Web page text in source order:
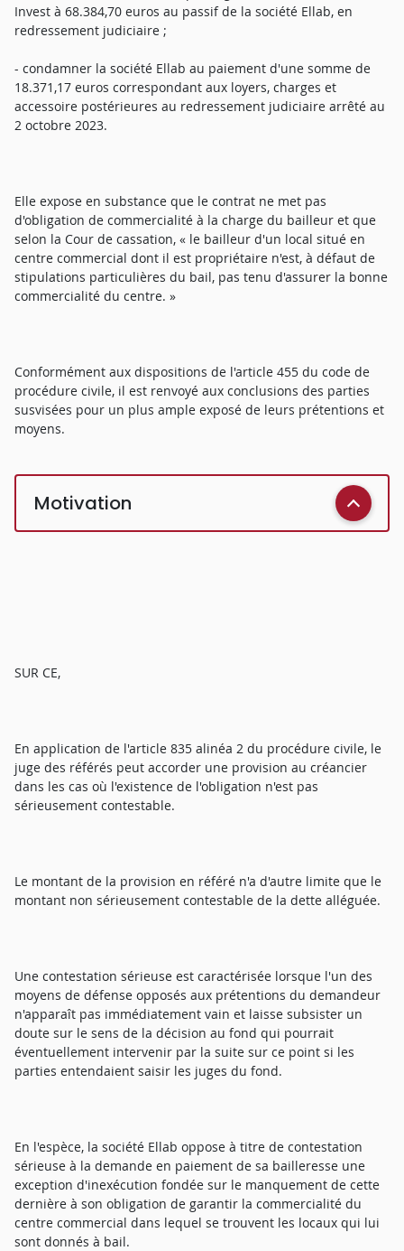
Invest à 68.384,70 euros au passif de la société Ellab, en
redressement judiciaire ;
- condamner la société Ellab au paiement d'une somme de
18.371,17 euros correspondant aux loyers, charges et
accessoire postérieures au redressement judiciaire arrêté au
2 octobre 2023.
Elle expose en substance que le contrat ne met pas
d'obligation de commercialité à la charge du bailleur et que
selon la Cour de cassation, « le bailleur d'un local situé en
centre commercial dont il est propriétaire n'est, à défaut de
stipulations particulières du bail, pas tenu d'assurer la bonne
commercialité du centre. »
Conformément aux dispositions de l'article 455 du code de
procédure civile, il est renvoyé aux conclusions des parties
susvisées pour un plus ample exposé de leurs prétentions et
moyens.
Motivation
SUR CE,
En application de l'article 835 alinéa 2 du procédure civile, le
juge des référés peut accorder une provision au créancier
dans les cas où l'existence de l'obligation n'est pas
sérieusement contestable.
Le montant de la provision en référé n'a d'autre limite que le
montant non sérieusement contestable de la dette alléguée.
Une contestation sérieuse est caractérisée lorsque l'un des
moyens de défense opposés aux prétentions du demandeur
n'apparaît pas immédiatement vain et laisse subsister un
doute sur le sens de la décision au fond qui pourrait
éventuellement intervenir par la suite sur ce point si les
parties entendaient saisir les juges du fond.
En l'espèce, la société Ellab oppose à titre de contestation
sérieuse à la demande en paiement de sa bailleresse une
exception d'inexécution fondée sur le manquement de cette
dernière à son obligation de garantir la commercialité du
centre commercial dans lequel se trouvent les locaux qui lui
sont donnés à bail.